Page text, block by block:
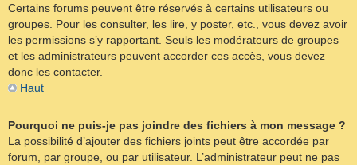
Certains forums peuvent être réservés à certains utilisateurs ou
groupes. Pour les consulter, les lire, y poster, etc., vous devez avoir
les permissions s’y rapportant. Seuls les modérateurs de groupes
et les administrateurs peuvent accorder ces accès, vous devez
donc les contacter.
Haut
Pourquoi ne puis-je pas joindre des fichiers à mon message ?
La possibilité d’ajouter des fichiers joints peut être accordée par
forum, par groupe, ou par utilisateur. L’administrateur peut ne pas